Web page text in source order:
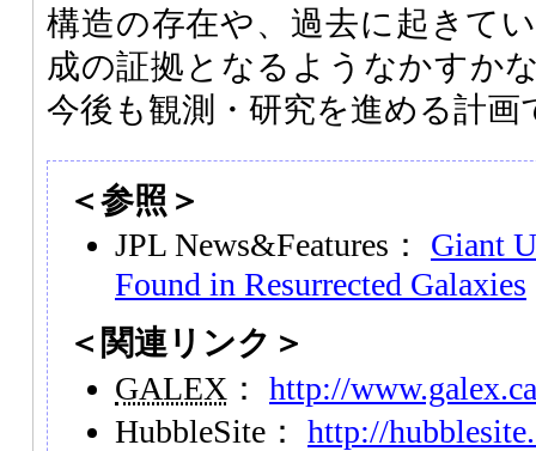
構造の存在や、過去に起きて
成の証拠となるようなかすか
今後も観測・研究を進める計画
＜参照＞
JPL News&Features： Giant
Found in Resurrected Galaxies
＜関連リンク＞
GALEX ： http://
HubbleSite： http://